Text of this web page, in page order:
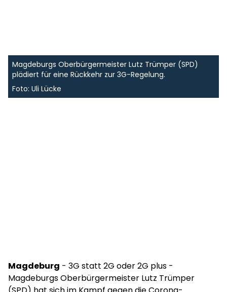
Magdeburgs Oberbürgermeister Lutz Trümper (SPD)
plädiert für eine Rückkehr zur 3G-Regelung.
Foto: Uli Lücke
Magdeburg - 3G statt 2G oder 2G plus -
Magdeburgs Oberbürgermeister Lutz Trümper